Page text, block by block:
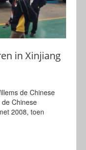
in Xinjiang
de Chinese
Chinese
2008, toen